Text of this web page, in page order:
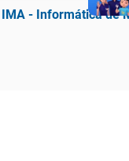
IMA - Informática de